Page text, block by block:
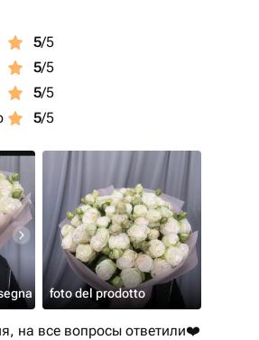
5/5
5/5
5/5
5/5
foto del prodotto
на все вопросы ответили❤️